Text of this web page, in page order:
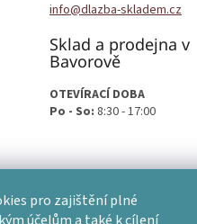
pro zajištění plné
info@dlazba-skladem.cz
Sklad a prodejna v
Bavorově
OTEVÍRACÍ DOBA
Po - So: 8:30 - 17:00